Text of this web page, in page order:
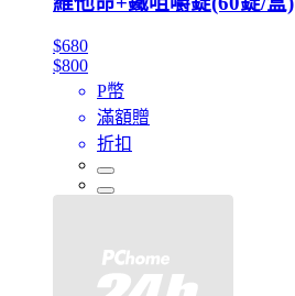
$680
$800
P幣
滿額贈
折扣